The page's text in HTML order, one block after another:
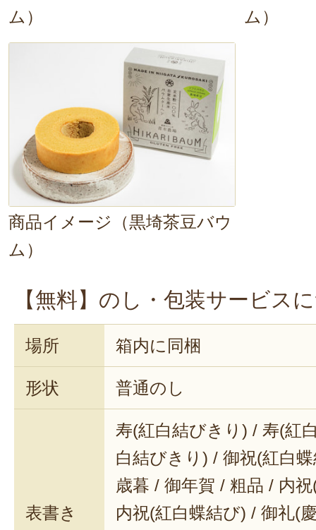
ム）
ム）
商品イメージ（黒埼茶豆バウ
ム）
【無料】のし・包装サービス
場所 箱内に同梱
形状 普通のし
表書き
寿(紅白結びきり) / 寿(紅
白結びきり) / 御祝(紅白
歳暮 / 御年賀 / 粗品 / 内
内祝(紅白蝶結び) / 御礼(